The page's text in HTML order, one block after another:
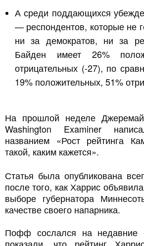
А среди поддающихся
— респондентов, которые не
ни за демократов, ни за
Байден имеет 26%
отрицательных (-27), по
19% положительных, 51%
На прошлой неделе
Washington Examiner
названием «Рост рейтинга
такой, каким кажется».
Статья была опубликована
после того, как Харрис
выборе губернатора
качестве своего напарника.
Пофф сослался на недавние